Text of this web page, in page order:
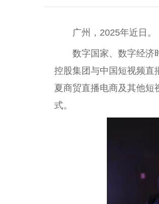
广州，2025年近日。
数字国家、数字经济
控股集团与中国短视频直
夏商贸直播电商及其他短
式。